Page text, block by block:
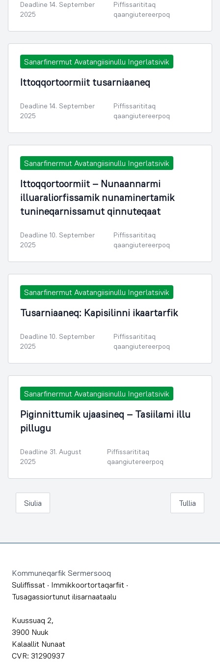
Deadline 14. September
2025
Piffissarititaq
qaangiutereerpoq
Sanarfinermut Avatangiisinullu Ingerlatsivik
Ittoqqortoormiit tusarniaaneq
Deadline 14. September
2025
Piffissarititaq
qaangiutereerpoq
Sanarfinermut Avatangiisinullu Ingerlatsivik
Ittoqqortoormiit – Nunaannarmi
illuaraliorfissamik nunaminertamik
tunineqarnissamut qinnuteqaat
Deadline 10. September
2025
Piffissarititaq
qaangiutereerpoq
Sanarfinermut Avatangiisinullu Ingerlatsivik
Tusarniaaneq: Kapisilinni ikaartarfik
Deadline 10. September
2025
Piffissarititaq
qaangiutereerpoq
Sanarfinermut Avatangiisinullu Ingerlatsivik
Piginnittumik ujaasineq – Tasiilami illu
pillugu
Deadline 31. August
2025
Piffissarititaq
qaangiutereerpoq
Siulia Tullia
Kommuneqarfik Sermersooq
Suliffissat · Immikkoortortaqarfiit ·
Tusagassiortunut ilisarnaataalu
Kuussuaq 2,
3900 Nuuk
Kalaallit Nunaat
CVR: 31290937